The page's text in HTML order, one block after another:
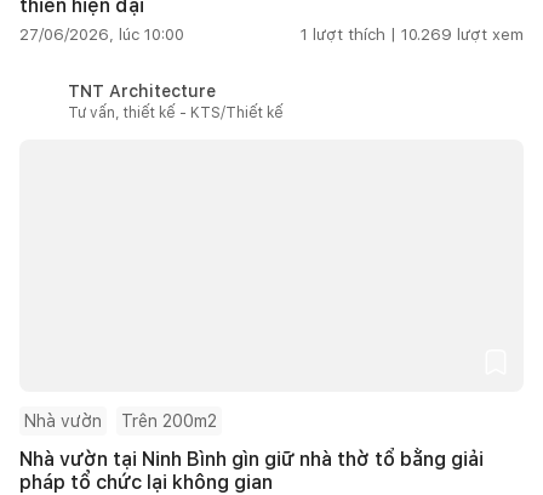
thiên hiện đại
27/06/2026, lúc 10:00 1 lượt thích | 10.269 lượt xem
TNT Architecture
Tư vấn, thiết kế - KTS/Thiết kế
Nhà vườn Trên 200m2
Nhà vườn tại Ninh Bình gìn giữ nhà thờ tổ bằng giải
pháp tổ chức lại không gian